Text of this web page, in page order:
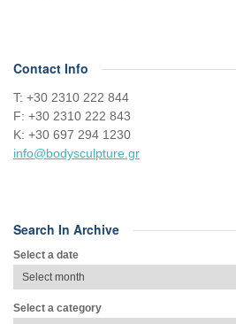
Contact Info
Τ: +30 2310 222 844
F: +30 2310 222 843
Κ: +30 697 294 1230
info@bodysculpture.gr
Search In Archive
Select a date
Select a category